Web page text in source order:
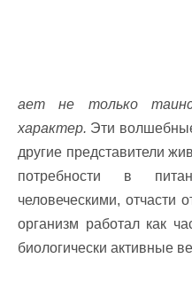
ает не только
характер. Эти
другие представители
потребности в
человеческими, отчасти
организм работал как
биологически активные